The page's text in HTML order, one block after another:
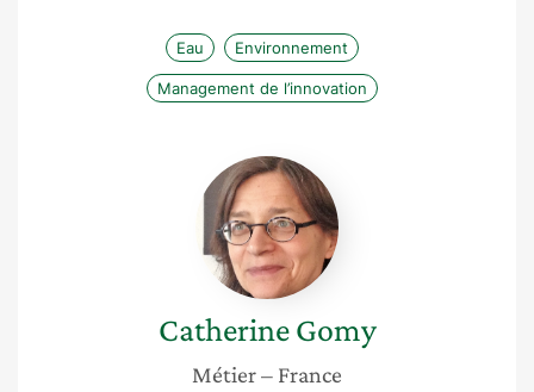
Eau Environnement
Management de l’innovation
Catherine
Gomy
Catherine Gomy
Métier– France